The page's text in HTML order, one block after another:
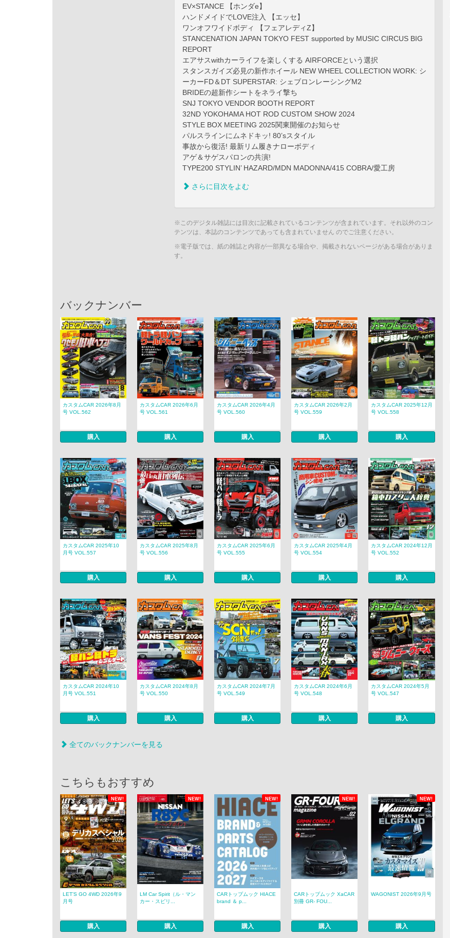
EV×STANCE 【ホンダe】
ハンドメイドでLOVE注入 【エッセ】
ワンオフワイドボディ 【フェアレディZ】
STANCENATION JAPAN TOKYO FEST supported by MUSIC CIRCUS BIG
REPORT
エアサスwithカーライフを楽しくする AIRFORCEという選択
スタンスガイズ必見の新作ホイール NEW WHEEL COLLECTION WORK: シ
ーカーFD＆DT SUPERSTAR: シェブロンレーシングM2
BRIDEの超新作シートをネライ撃ち
SNJ TOKYO VENDOR BOOTH REPORT
32ND YOKOHAMA HOT ROD CUSTOM SHOW 2024
STYLE BOX MEETING 2025関東開催のお知らせ
パルスラインにムネドキッ! 80’sスタイル
事故から復活! 最新リム履きナローボディ
アゲ＆サゲスパロンの共演!
TYPE200 STYLIN’ HAZARD/MDN MADONNA/415 COBRA/愛工房
さらに目次をよむ
※このデジタル雑誌には目次に記載されているコンテンツが含まれています。それ以外のコン
テンツは、本誌のコンテンツであっても含まれていません のでご注意ください。
※電子版では、紙の雑誌と内容が一部異なる場合や、掲載されないページがある場合がありま
す。
バックナンバー
カスタムCAR 2026年8月
号 VOL.562
購入
カスタムCAR 2026年6月
号 VOL.561
購入
カスタムCAR 2026年4月
号 VOL.560
購入
カスタムCAR 2026年2月
号 VOL.559
購入
カスタムCAR 2025年12月
号 VOL.558
購入
カスタムCAR 2025年10
月号 VOL.557
購入
カスタムCAR 2025年8月
号 VOL.556
購入
カスタムCAR 2025年6月
号 VOL.555
購入
カスタムCAR 2025年4月
号 VOL.554
購入
カスタムCAR 2024年12月
号 VOL.552
購入
カスタムCAR 2024年10
月号 VOL.551
購入
カスタムCAR 2024年8月
号 VOL.550
購入
カスタムCAR 2024年7月
号 VOL.549
購入
カスタムCAR 2024年6月
号 VOL.548
購入
カスタムCAR 2024年5月
号 VOL.547
購入
全てのバックナンバーを見る
こちらもおすすめ
NEW! NEW! NEW! NEW! NEW!
LET’S GO 4WD 2026年9
月号
購入
LM Car Spirit（ル・マン
カー・スピリ...
購入
CARトップムック HIACE
brand ＆ p...
購入
CARトップムック XaCAR
別冊 GR- FOU...
購入
WAGONIST 2026年9月号
購入